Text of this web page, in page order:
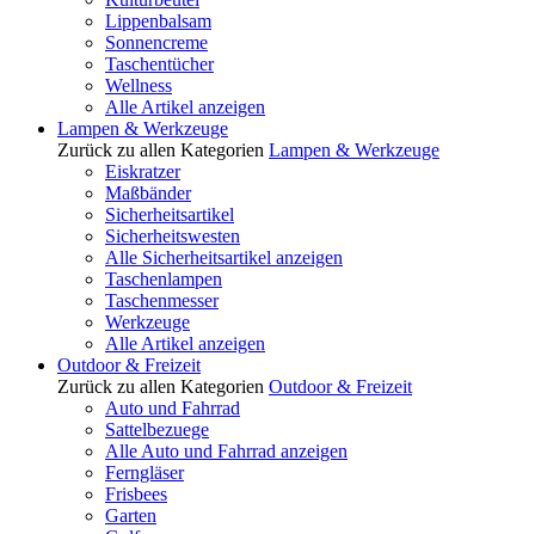
Lippenbalsam
Sonnencreme
Taschentücher
Wellness
Alle Artikel anzeigen
Lampen & Werkzeuge
Zurück zu allen Kategorien Lampen & Werkzeuge
Eiskratzer
Maßbänder
Sicherheitsartikel
Sicherheitswesten
Alle Sicherheitsartikel anzeigen
Taschenlampen
Taschenmesser
Werkzeuge
Alle Artikel anzeigen
Outdoor & Freizeit
Zurück zu allen Kategorien Outdoor & Freizeit
Auto und Fahrrad
Sattelbezuege
Alle Auto und Fahrrad anzeigen
Ferngläser
Frisbees
Garten